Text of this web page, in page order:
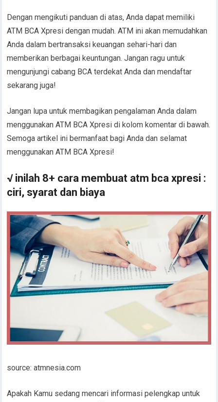
Dengan mengikuti panduan di atas, Anda dapat memiliki
ATM BCA Xpresi dengan mudah. ATM ini akan memudahkan
Anda dalam bertransaksi keuangan sehari-hari dan
memberikan berbagai keuntungan. Jangan ragu untuk
mengunjungi cabang BCA terdekat Anda dan mendaftar
sekarang juga!
Jangan lupa untuk membagikan pengalaman Anda dalam
menggunakan ATM BCA Xpresi di kolom komentar di bawah.
Semoga artikel ini bermanfaat bagi Anda dan selamat
menggunakan ATM BCA Xpresi!
√ inilah 8+ cara membuat atm bca xpresi :
ciri, syarat dan biaya
source: atmnesia.com
Apakah Kamu sedang mencari informasi pelengkap untuk